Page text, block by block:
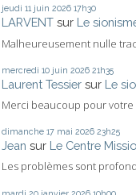
jeudi 11 juin 2026 17h30
LARVENT sur Le
Malheureusement nulle
mercredi 10 juin 2026 21h35
Laurent Tessier sur Le
Merci beaucoup pour
dimanche 17 mai 2026 23h25
Jean sur Le Centre
Les problèmes sont
mardi 20 janvier 2026 10h00